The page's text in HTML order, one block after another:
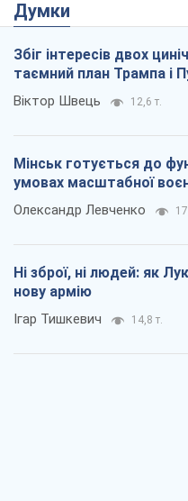
Думки
Збіг інтересів двох
таємний план Трампа і
Віктор Швець 12,6 т.
Мінськ готується до
умовах масштабної
Олександр Левченко
Ні зброї, ні людей: як
нову армію
Ігар Тишкевич 14,8 т.